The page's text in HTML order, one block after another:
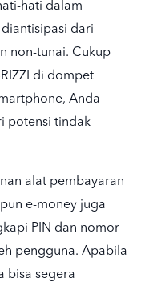
hati dalam
dari
non-tunai. Cukup
di dompet
Anda
potensi tindak
alat pembayaran
e-money juga
PIN dan nomor
pengguna. Apabila
bisa segera